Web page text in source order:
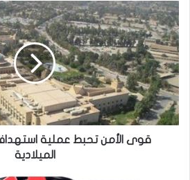
قوى
الأمن
تحبط
عملية
استهداف
بعيد
رأس
السنة
الميلادية
قوى الأمن تحبط عملية
الميلادية